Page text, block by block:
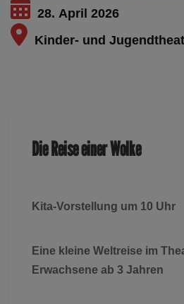
28. April 2026
Kinder- und
Die Reise einer Wolke
Kita-Vorstellung um 10 Uhr
Eine kleine Weltreise im
Erwachsene ab 3 Jahren